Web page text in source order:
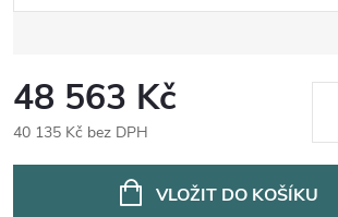
48 563 Kč
40 135 Kč bez DPH
VLOŽIT DO KOŠÍKU